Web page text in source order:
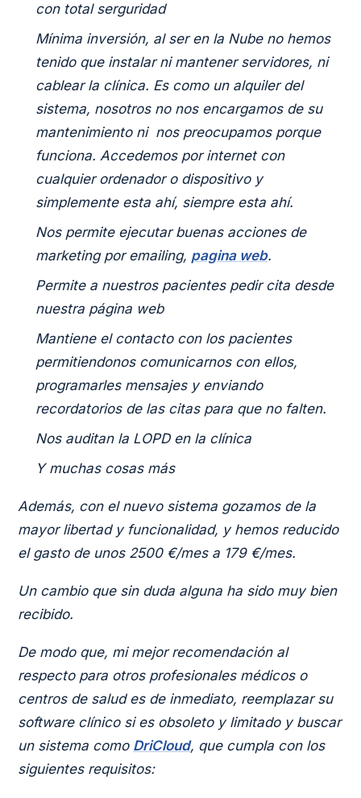
con total serguridad
Mínima inversión, al ser en la Nube no hemos
tenido que instalar ni mantener servidores, ni
cablear la clínica. Es como un alquiler del
sistema, nosotros no nos encargamos de su
mantenimiento ni nos preocupamos porque
funciona. Accedemos por internet con
cualquier ordenador o dispositivo y
simplemente esta ahí, siempre esta ahí.
Nos permite ejecutar buenas acciones de
marketing por emailing, pagina web.
Permite a nuestros pacientes pedir cita desde
nuestra página web
Mantiene el contacto con los pacientes
permitiendonos comunicarnos con ellos,
programarles mensajes y enviando
recordatorios de las citas para que no falten.
Nos auditan la LOPD en la clínica
Y muchas cosas más
Además, con el nuevo sistema gozamos de la
mayor libertad y funcionalidad, y hemos reducido
el gasto de unos 2500 €/mes a 179 €/mes.
Un cambio que sin duda alguna ha sido muy bien
recibido.
De modo que, mi mejor recomendación al
respecto para otros profesionales médicos o
centros de salud es de inmediato, reemplazar su
software clínico si es obsoleto y limitado y buscar
un sistema como DriCloud, que cumpla con los
siguientes requisitos: